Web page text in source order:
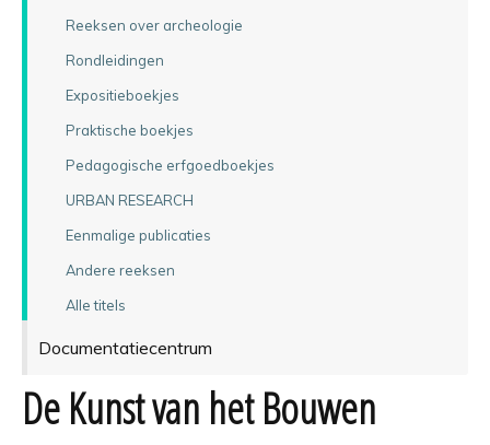
Reeksen over archeologie
Rondleidingen
Expositieboekjes
Praktische boekjes
Pedagogische erfgoedboekjes
URBAN RESEARCH
Eenmalige publicaties
Andere reeksen
Alle titels
Documentatiecentrum
De Kunst van het Bouwen